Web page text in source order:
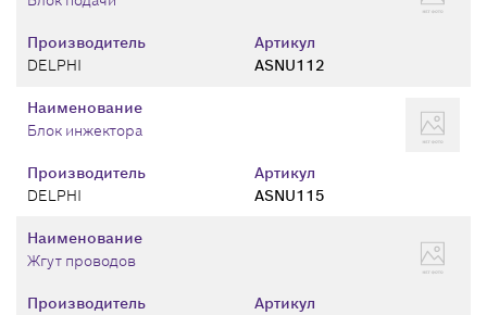
Производитель
DELPHI
Артикул
ASNU112
Производитель
DELPHI
Артикул
ASNU115
Наименование
Блок инжектора
Производитель
Артикул
Наименование
Жгут проводов